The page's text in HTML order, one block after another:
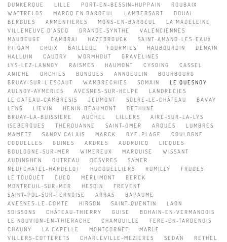
DUNKERQUE LILLE PORT-EN-BESSIN-HUPPAIN
ROUBAIX
WATTRELOS
MARCQ EN BAROEUL LAMBERSART
DOUAI
BERGUES
ARMENTIERES MONS-EN-BAROEUL
LA MADELEINE
VILLENEUVE D'ASCQ
GRANDE-SYNTHE
VALENCIENNES
MAUBEUGE
CAMBRAI HAZEBROUCK
SAINT-AMAND-LES-EAUX
PITGAM
CROIX BAILLEUL FOURMIES HAUBOURDIN
DENAIN
HALLUIN
CAUDRY WORMHOUT
GRAVELINES
LYS-LEZ-LANNOY
RAISMES HAUMONT CYSOING
CASSEL
ANICHE
ORCHIES BONDUES ANNOEULIN
BOURBOURG
BRUAY-SUR-L'ESCAUT
WAMBRECHIES SOMAIN
LE QUESNOY
AULNOY-AYMERIES
AVESNES-SUR-HELPE
LANDRECIES
LE CATEAU-CAMBRESIS
JEUMONT SOLRE-LE-CHÂTEAU
BAVAY
LENS
LIEVIN HENIN-BEAUMONT
BETHUNE
BRUAY-LA-BUISSIERE
AUCHEL LILLERS
AIRE-SUR-LA-LYS
ISEBERGUES
THEROUANNE SAINT-OMER ARQUES
LUMBRES
MAMETZ
SANOV CALAIS MARCK OYE-PLAGE
COULOGNE
COQUELLES
GUINES ARDRES AUDRUICQ
LICQUES
BOULOGNE-SUR-MER
WIMEREUX MARQUISE
WISSANT
AUDINGHEN
OUTREAU DESVRES
SAMER
NEUFCHATEL-HARDELOT
HUCQUELLIERS RUMILLY
FRUGES
LE TOUQUET
CUCQ MERLIMONT
BERCK
MONTREUIL-SUR-MER
HESDIN
FREVENT
SAINT-POL-SUR-TERNOISE
ARRAS
BAPAUME
AVESNES-LE-COMTE
HIRSON SAINT-QUENTIN
LAON
SOISSONS
CHÂTEAU-THIERRY GUISE
BOHAIN-EN-VERMANDOIS
LE NOUVION-EN-THIERACHE
CHAMOUILLE
FERE-EN-TARDENOIS
CHAUNY
LA CAPELLE MONTCORNET
MARLE
VILLERS-COTTERETS
CHARLEVILLE-MEZIERES SEDAN
RETHEL